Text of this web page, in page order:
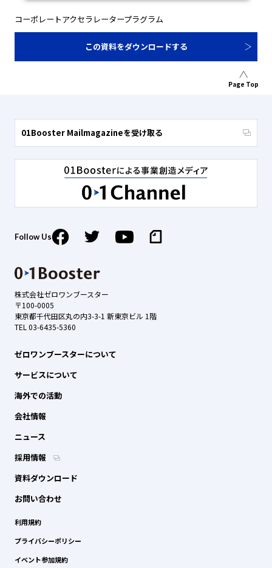
コーポレートアクセラレータープラグラム
この資料をダウンロードする
Page Top
株式会社ゼロワンブースター
〒100-0005
東京都千代田区丸の内3-3-1 新東京ビル 1階
TEL 03-6435-5360
ゼロワンブースターについて
サービスについて
海外での活動
会社情報
ニュース
採用情報
資料ダウンロード
お問い合わせ
利用規約
プライバシーポリシー
イベント参加規約
01Booster Mailmagazineを受け取る
Follow Us